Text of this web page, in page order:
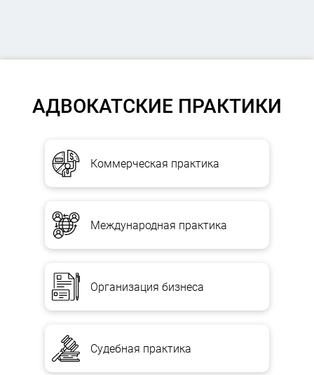
АДВОКАТСКИЕ ПРАКТИКИ
Коммерческая практика
Международная практика
Организация бизнеса
Судебная практика